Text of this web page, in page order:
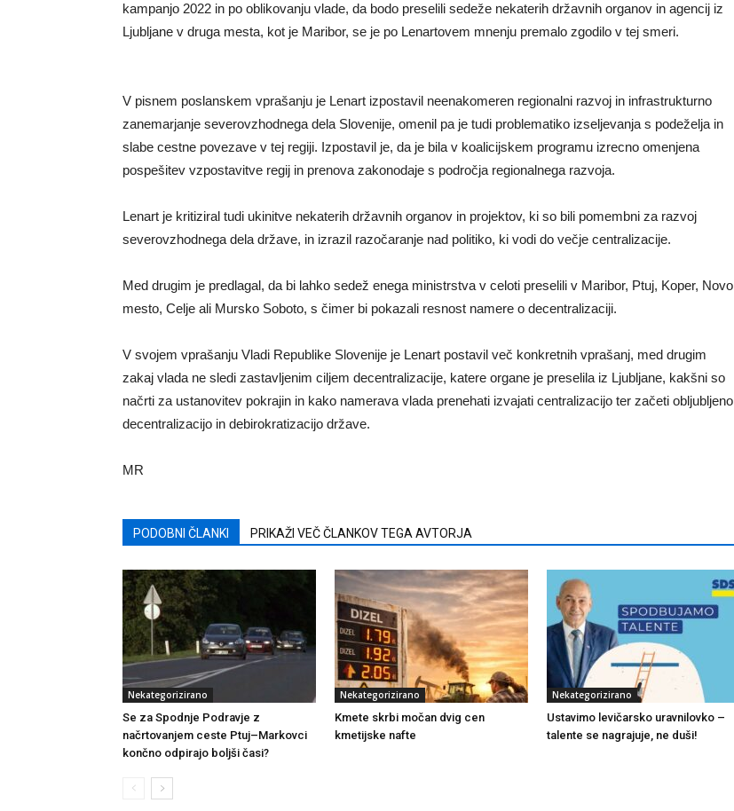
kampanjo 2022 in po oblikovanju vlade, da bodo preselili sedeže nekaterih državnih organov in agencij iz
Ljubljane v druga mesta, kot je Maribor, se je po Lenartovem mnenju premalo zgodilo v tej smeri.
V pisnem poslanskem vprašanju je Lenart izpostavil neenakomeren regionalni razvoj in infrastrukturno
zanemarjanje severovzhodnega dela Slovenije, omenil pa je tudi problematiko izseljevanja s podeželja in
slabe cestne povezave v tej regiji. Izpostavil je, da je bila v koalicijskem programu izrecno omenjena
pospešitev vzpostavitve regij in prenova zakonodaje s področja regionalnega razvoja.
Lenart je kritiziral tudi ukinitve nekaterih državnih organov in projektov, ki so bili pomembni za razvoj
severovzhodnega dela države, in izrazil razočaranje nad politiko, ki vodi do večje centralizacije.
Med drugim je predlagal, da bi lahko sedež enega ministrstva v celoti preselili v Maribor, Ptuj, Koper, Novo
mesto, Celje ali Mursko Soboto, s čimer bi pokazali resnost namere o decentralizaciji.
V svojem vprašanju Vladi Republike Slovenije je Lenart postavil več konkretnih vprašanj, med drugim
zakaj vlada ne sledi zastavljenim ciljem decentralizacije, katere organe je preselila iz Ljubljane, kakšni so
načrti za ustanovitev pokrajin in kako namerava vlada prenehati izvajati centralizacijo ter začeti obljubljeno
decentralizacijo in debirokratizacijo države.
MR
PODOBNI ČLANKI PRIKAŽI VEČ ČLANKOV TEGA AVTORJA
Nekategorizirano
Se za Spodnje Podravje z
načrtovanjem ceste Ptuj–Markovci
končno odpirajo boljši časi?
Nekategorizirano
Kmete skrbi močan dvig cen
kmetijske nafte
Nekategorizirano
Ustavimo levičarsko uravnilovko –
talente se nagrajuje, ne duši!